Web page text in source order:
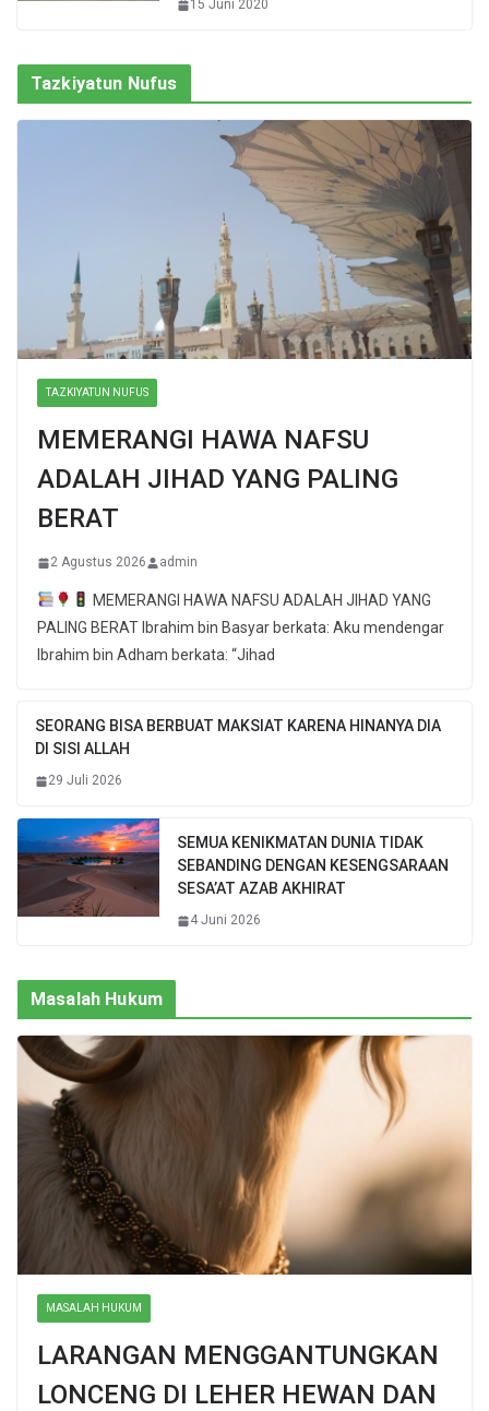
15 Juni 2020
Tazkiyatun Nufus
TAZKIYATUN NUFUS
MEMERANGI HAWA NAFSU
ADALAH JIHAD YANG PALING
BERAT
2 Agustus 2026 admin
MEMERANGI HAWA NAFSU ADALAH JIHAD YANG
PALING BERAT Ibrahim bin Basyar berkata: Aku mendengar
Ibrahim bin Adham berkata: “Jihad
SEORANG BISA BERBUAT MAKSIAT KARENA HINANYA DIA
DI SISI ALLAH
29 Juli 2026
SEMUA KENIKMATAN DUNIA TIDAK
SEBANDING DENGAN KESENGSARAAN
SESA’AT AZAB AKHIRAT
4 Juni 2026
Masalah Hukum
MASALAH HUKUM
LARANGAN MENGGANTUNGKAN
LONCENG DI LEHER HEWAN DAN